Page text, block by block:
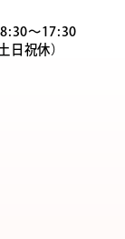
〜17:30
日祝休）